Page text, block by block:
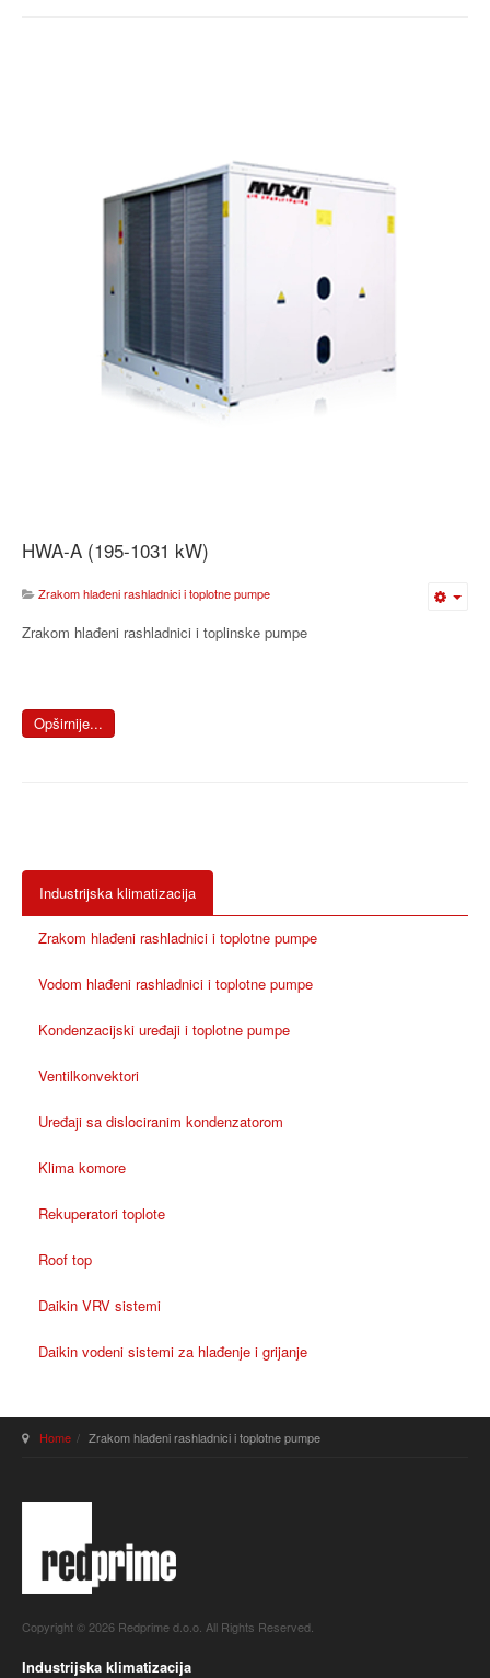
HWA-A (195-1031 kW)
Zrakom hlađeni rashladnici i toplotne pumpe
Zrakom hlađeni rashladnici i toplinske pumpe
Opširnije...
Industrijska klimatizacija
Zrakom hlađeni rashladnici i toplotne pumpe
Vodom hlađeni rashladnici i toplotne pumpe
Kondenzacijski uređaji i toplotne pumpe
Ventilkonvektori
Uređaji sa dislociranim kondenzatorom
Klima komore
Rekuperatori toplote
Roof top
Daikin VRV sistemi
Daikin vodeni sistemi za hlađenje i grijanje
Home Zrakom hlađeni rashladnici i toplotne pumpe
Copyright © 2026 Redprime d.o.o. All Rights Reserved.
Industrijska klimatizacija